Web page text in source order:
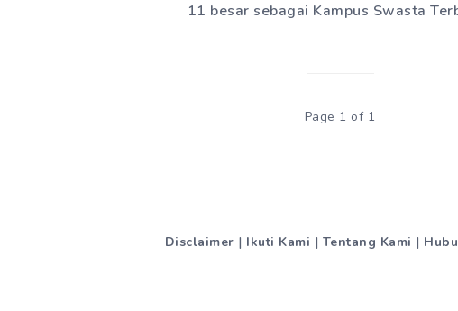
11 besar sebagai Kampus Swasta
Page 1 of 1
Disclaimer | Ikuti Kami | Tentang Kami |